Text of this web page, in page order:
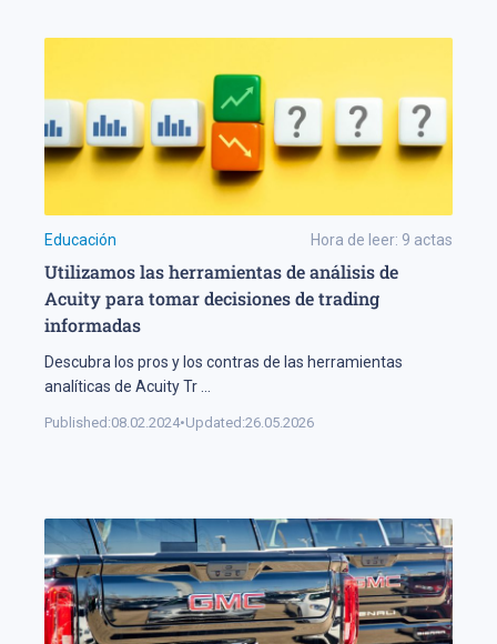
Educación Hora de leer: 9 actas
Utilizamos las herramientas de análisis de
Acuity para tomar decisiones de trading
informadas
Descubra los pros y los contras de las herramientas
analíticas de Acuity Tr
Published:08.02.2024•Updated:26.05.2026